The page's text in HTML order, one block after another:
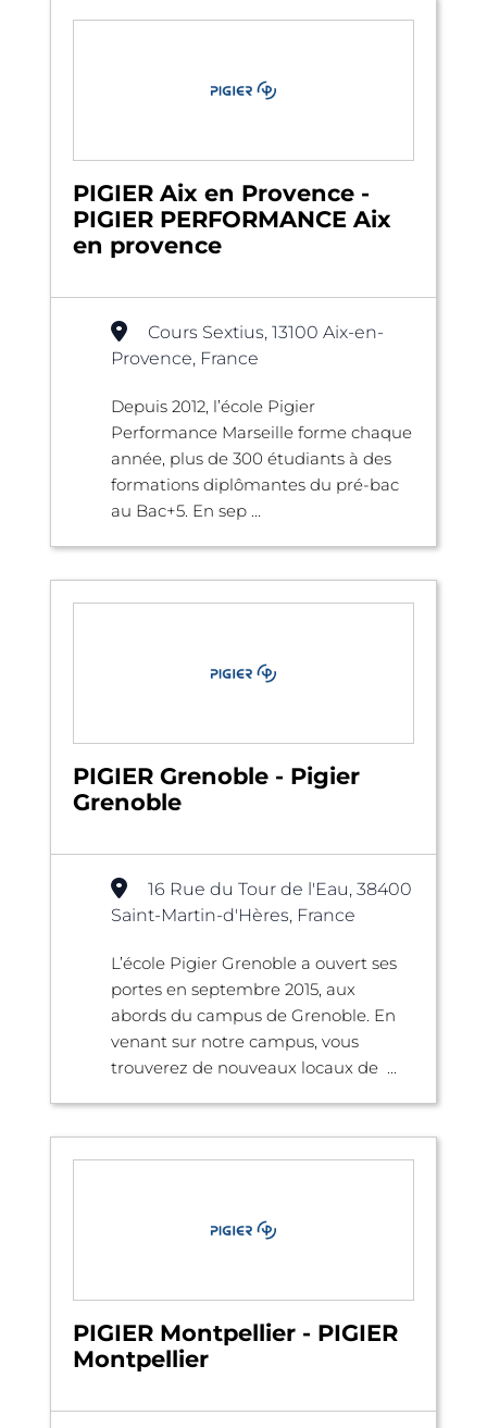
PIGIER Aix en Provence -
PIGIER PERFORMANCE Aix
en provence
Cours Sextius, 13100 Aix-en-
Provence, France
Depuis 2012, l’école Pigier
Performance Marseille forme chaque
année, plus de 300 étudiants à des
formations diplômantes du pré-bac
au Bac+5. En sep ...
PIGIER Grenoble - Pigier
Grenoble
16 Rue du Tour de l'Eau, 38400
Saint-Martin-d'Hères, France
L’école Pigier Grenoble a ouvert ses
portes en septembre 2015, aux
abords du campus de Grenoble. En
venant sur notre campus, vous
trouverez de nouveaux locaux de ...
PIGIER Montpellier - PIGIER
Montpellier